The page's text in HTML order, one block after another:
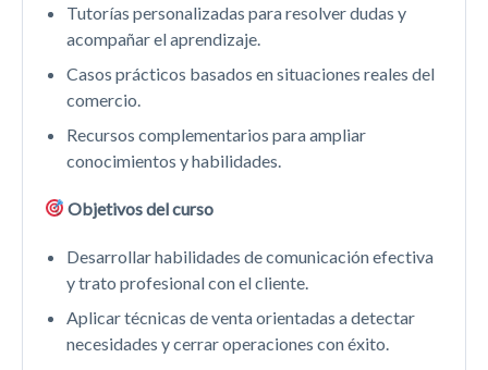
Tutorías personalizadas para resolver dudas y
acompañar el aprendizaje.
Casos prácticos basados en situaciones reales del
comercio.
Recursos complementarios para ampliar
conocimientos y habilidades.
Objetivos del curso
Desarrollar habilidades de comunicación efectiva
y trato profesional con el cliente.
Aplicar técnicas de venta orientadas a detectar
necesidades y cerrar operaciones con éxito.